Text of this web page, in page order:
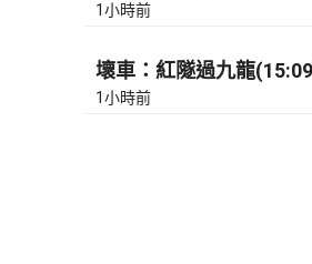
1小時前
壞車：紅隧過九龍
1小時前